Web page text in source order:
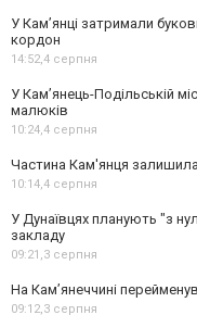
У Кам’янці затримали
кордон
14:52,4 серпня
У Кам’янець-Подільській
малюків
10:24,4 серпня
Частина Кам'янця
10:14,4 серпня
У Дунаївцях планують "з
закладу
09:21,3 серпня
На Камʼянеччині
09:12,3 серпня